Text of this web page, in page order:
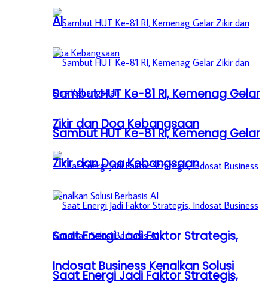
Sambut HUT Ke-81 RI, Kemenag Gelar
Zikir dan Doa Kebangsaan
Saat Energi Jadi Faktor Strategis,
Indosat Business Kenalkan Solusi
AI
Sambut HUT Ke-81 RI, Kemenag Gelar
Zikir dan Doa Kebangsaan
Saat Energi Jadi Faktor Strategis,